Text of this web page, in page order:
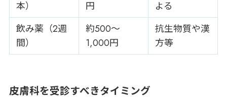
本）
円
よる
飲み薬（2週
間）
約500〜
1,000円
抗生物質や漢
方等
皮膚科を受診すべきタイミング